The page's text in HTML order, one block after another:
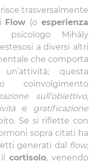
trasversalmente
Flow (o esperienza
Mihály
a diversi altri
che comporta
questa
coinvolgimento
sull’obiettivo,
e gratificazione
Se si riflette con
sopra citati ha
generati dal
flow;
ilcortisolo, venendo